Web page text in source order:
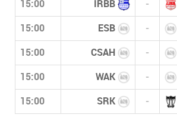
15:00 IRBB -
15:00 ESB -
15:00 CSAH -
15:00 WAK -
15:00 SRK -